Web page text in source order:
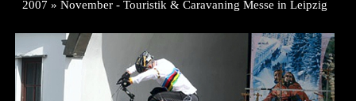
2007 » November - Touristik & Caravaning Messe in Leipzig